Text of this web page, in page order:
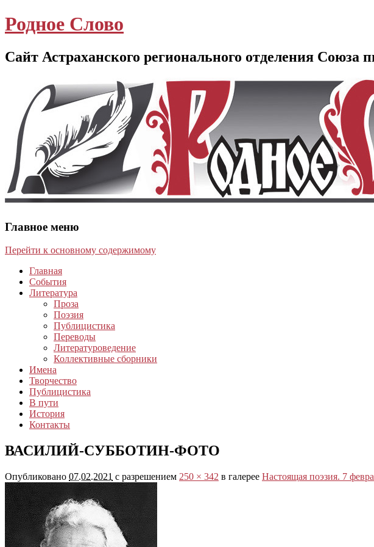
Родное Слово
Сайт Астраханского регионального отделения Союза
Главное меню
Перейти к основному содержимому
Главная
События
Литература
Проза
Поэзия
Публицистика
Переводы
Литературоведение
Коллективные сборники
Имена
Творчество
Публицистика
В пути
История
Контакты
ВАСИЛИЙ-СУББОТИН-ФОТО
Опубликовано 07.02.2021 с разрешением 250 × 342 в галерее Настоящая поэзия. 7